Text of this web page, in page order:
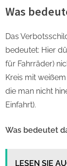
Was
Das
bedeutet: Hier
für Fahrräder)
Kreis mit
die man nicht
Einfahrt).
Was bedeutet
LESEN SIE